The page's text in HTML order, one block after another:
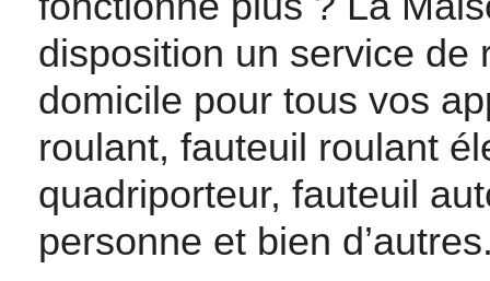
disposition un service de
domicile pour tous vos
roulant, fauteuil roulant
quadriporteur, fauteuil
personne et bien